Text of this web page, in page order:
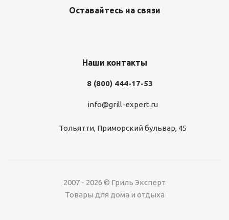
Оставайтесь на связи
Наши контакты
8 (800) 444-17-53
info@grill-expert.ru
Тольятти, Приморский бульвар, 45
2007 - 2026 © Гриль Эксперт
Товары для дома и отдыха